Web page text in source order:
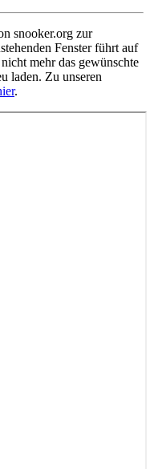
snooker.org zur
Fenster führt auf
mehr das gewünschte
laden. Zu unseren
.